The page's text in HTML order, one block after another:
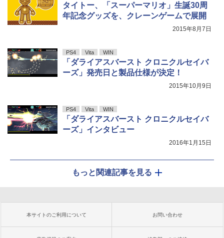
タイトー、「スーパーマリオ」生誕30周
年記念グッズを、クレーンゲームで展開
2015年8月7日
PS4 Vita WIN
「ダライアスバースト クロニクルセイバ
ーズ」発売日と製品仕様が決定！
2015年10月9日
PS4 Vita WIN
「ダライアスバースト クロニクルセイバ
ーズ」インタビュー
2016年1月15日
もっと関連記事を見る
本サイトのご利用について お問い合わせ